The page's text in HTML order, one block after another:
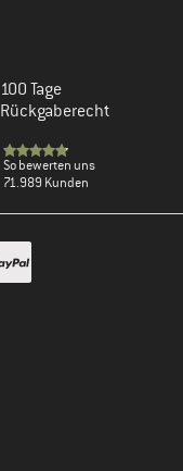
100 Tage
Rückgaberecht
So bewerten uns
71.989 Kunden